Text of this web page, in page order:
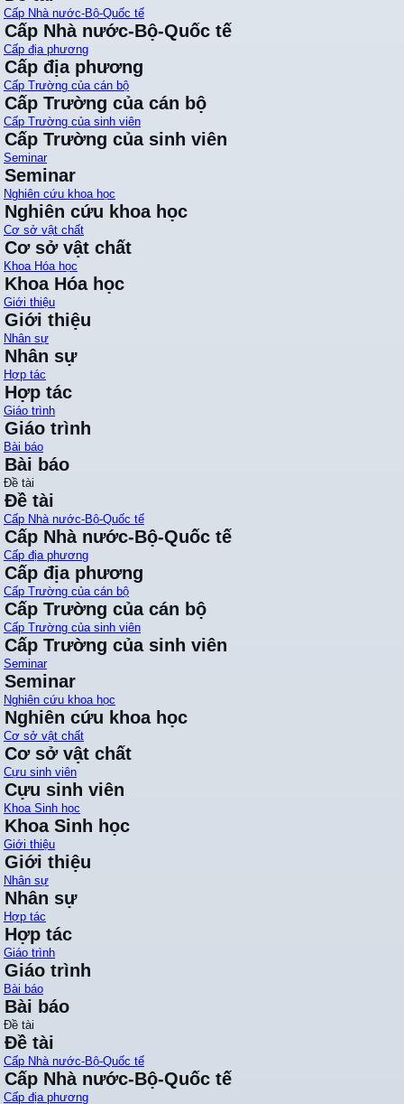
Cấp Nhà nước-Bộ-Quốc tế
Cấp Nhà nước-Bộ-Quốc tế
Cấp địa phương
Cấp địa phương
Cấp Trường của cán bộ
Cấp Trường của cán bộ
Cấp Trường của sinh viên
Cấp Trường của sinh viên
Seminar
Seminar
Nghiên cứu khoa học
Nghiên cứu khoa học
Cơ sở vật chất
Cơ sở vật chất
Khoa Hóa học
Khoa Hóa học
Giới thiệu
Giới thiệu
Nhân sự
Nhân sự
Hợp tác
Hợp tác
Giáo trình
Giáo trình
Bài báo
Bài báo
Đề tài
Đề tài
Cấp Nhà nước-Bộ-Quốc tế
Cấp Nhà nước-Bộ-Quốc tế
Cấp địa phương
Cấp địa phương
Cấp Trường của cán bộ
Cấp Trường của cán bộ
Cấp Trường của sinh viên
Cấp Trường của sinh viên
Seminar
Seminar
Nghiên cứu khoa học
Nghiên cứu khoa học
Cơ sở vật chất
Cơ sở vật chất
Cựu sinh viên
Cựu sinh viên
Khoa Sinh học
Khoa Sinh học
Giới thiệu
Giới thiệu
Nhân sự
Nhân sự
Hợp tác
Hợp tác
Giáo trình
Giáo trình
Bài báo
Bài báo
Đề tài
Đề tài
Cấp Nhà nước-Bộ-Quốc tế
Cấp Nhà nước-Bộ-Quốc tế
Cấp địa phương